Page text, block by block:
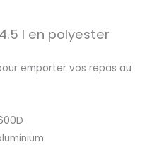
l en polyester
emporter vos repas au